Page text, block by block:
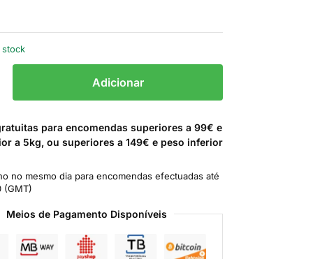
stock
Adicionar
para encomendas superiores a 99€ e
a 5kg, ou superiores a 149€ e peso inferior
no mesmo dia para encomendas efectuadas até
(GMT)
Meios de Pagamento Disponíveis